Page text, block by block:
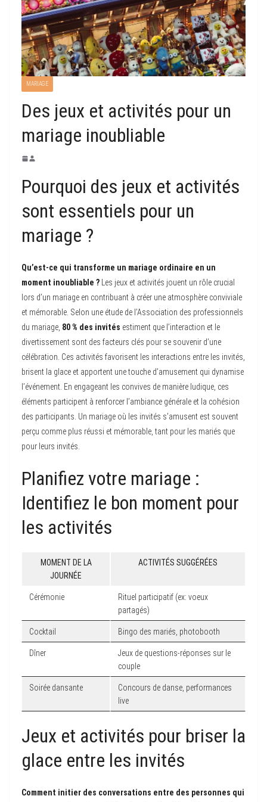
MARIAGE
Des jeux et activités pour un
mariage inoubliable
Pourquoi des jeux et activités
sont essentiels pour un
mariage ?
Qu’est-ce qui transforme un mariage ordinaire en un
moment inoubliable ? Les jeux et activités jouent un rôle crucial
lors d’un mariage en contribuant à créer une atmosphère conviviale
et mémorable. Selon une étude de l’Association des professionnels
du mariage, 80 % des invités estiment que l’interaction et le
divertissement sont des facteurs clés pour se souvenir d’une
célébration. Ces activités favorisent les interactions entre les invités,
brisent la glace et apportent une touche d’amusement qui dynamise
l’événement. En engageant les convives de manière ludique, ces
éléments participent à renforcer l’ambiance générale et la cohésion
des participants. Un mariage où les invités s’amusent est souvent
perçu comme plus réussi et mémorable, tant pour les mariés que
pour leurs invités.
Planifiez votre mariage :
Identifiez le bon moment pour
les activités
MOMENT DE LA
JOURNÉE
ACTIVITÉS SUGGÉRÉES
Cérémonie
Rituel participatif (ex: voeux
partagés)
Cocktail Bingo des mariés, photobooth
Dîner
Jeux de questions-réponses sur le
couple
Soirée dansante
Concours de danse, performances
live
Jeux et activités pour briser la
glace entre les invités
Comment initier des conversations entre des personnes qui